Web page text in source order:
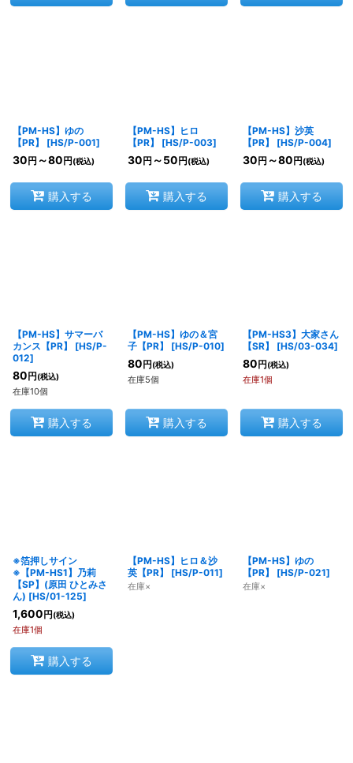
【PM-HS】ゆの
【PR】
[HS/P-001]
30 円 ～80 円 (税込)
購入する
【PM-HS】ヒロ
【PR】
[HS/P-003]
30 円 ～50 円 (税込)
購入する
【PM-HS】沙英
【PR】
[HS/P-004]
30 円 ～80 円 (税込)
購入する
【PM-HS】サマーバ
カンス【PR】
[HS/P-
012]
80 円 (税込)
在庫10個
購入する
【PM-HS】ゆの＆宮
子【PR】
[HS/P-010]
80 円 (税込)
在庫5個
購入する
【PM-HS3】大家さん
【SR】
[HS/03-034]
80 円 (税込)
在庫1個
購入する
※箔押しサイン
※【PM-HS1】乃莉
【SP】(原田 ひとみさ
ん) [HS/01-125]
1,600 円 (税込)
在庫1個
購入する
【PM-HS】ヒロ＆沙
英【PR】
[HS/P-011]
在庫×
【PM-HS】ゆの
【PR】
[HS/P-021]
在庫×